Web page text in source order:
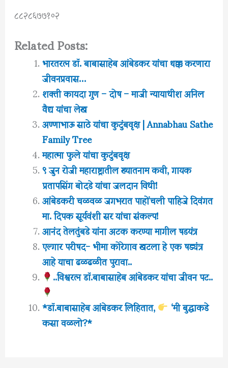
८८२८६७७१०२
Related Posts:
भारतरत्न डॉ. बाबासाहेब आंबेडकर यांचा थक्क करणारा
जीवनप्रवास…
शक्ती कायदा गुण – दोष – माजी न्यायाधीश अनिल
वैद्य यांचा लेख
अण्णाभाऊ साठे यांचा कुटुंबवृक्ष | Annabhau Sathe
Family Tree
महात्मा फुले यांचा कुटुंबवृक्ष
९ जुन रोजी महाराष्ट्रातील ख्यातनाम कवी, गायक
प्रतापसिंग बोदडे यांचा जलदान विधी!
आंबेडकरी चळवळ जगभरात पाहोंचली पाहिजे दिवंगत
मा. दिपक सूर्यवंशी सर यांचा संकल्प!
आनंद तेलतुंबडे यांना अटक करण्या मागील षडयंत्र
एल्गार परीषद- भीमा कोरेगाव खटला हे एक षड्यंत्र
आहे याचा ढळढळीत पुरावा..
..विश्वरत्‍न डॉ.बाबासाहेब आंबेडकर यांचा जीवन पट..
*डॉ.बाबासाहेब आंबेडकर लिहितात,
‘मी बुद्धाकडे
कसा वळलो?*